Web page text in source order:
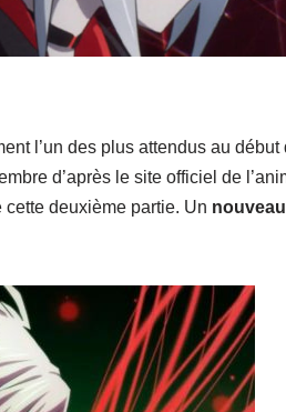
l’un des plus attendus au début
d’après le site officiel de
deuxième partie. Un nouveau